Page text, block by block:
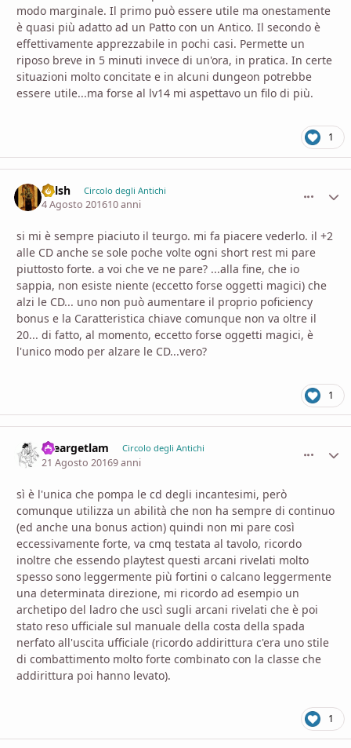
modo marginale. Il primo può essere utile ma onestamente
è quasi più adatto ad un Patto con un Antico. Il secondo è
effettivamente apprezzabile in pochi casi. Permette un
riposo breve in 5 minuti invece di un'ora, in pratica. In certe
situazioni molto concitate e in alcuni dungeon potrebbe
essere utile...ma forse al lv14 mi aspettavo un filo di più.
1
Velsh Circolo degli Antichi
4 Agosto 201610 anni
si mi è sempre piaciuto il teurgo. mi fa piacere vederlo. il +2
alle CD anche se sole poche volte ogni short rest mi pare
piuttosto forte. a voi che ve ne pare? ...alla fine, che io
sappia, non esiste niente (eccetto forse oggetti magici) che
alzi le CD... uno non può aumentare il proprio poficiency
bonus e la Caratteristica chiave comunque non va oltre il
20... di fatto, al momento, eccetto forse oggetti magici, è
l'unico modo per alzare le CD...vero?
1
theargetlam Circolo degli Antichi
21 Agosto 20169 anni
sì è l'unica che pompa le cd degli incantesimi, però
comunque utilizza un abilità che non ha sempre di continuo
(ed anche una bonus action) quindi non mi pare così
eccessivamente forte, va cmq testata al tavolo, ricordo
inoltre che essendo playtest questi arcani rivelati molto
spesso sono leggermente più fortini o calcano leggermente
una determinata direzione, mi ricordo ad esempio un
archetipo del ladro che uscì sugli arcani rivelati che è poi
stato reso ufficiale sul manuale della costa della spada
nerfato all'uscita ufficiale (ricordo addirittura c'era uno stile
di combattimento molto forte combinato con la classe che
addirittura poi hanno levato).
1